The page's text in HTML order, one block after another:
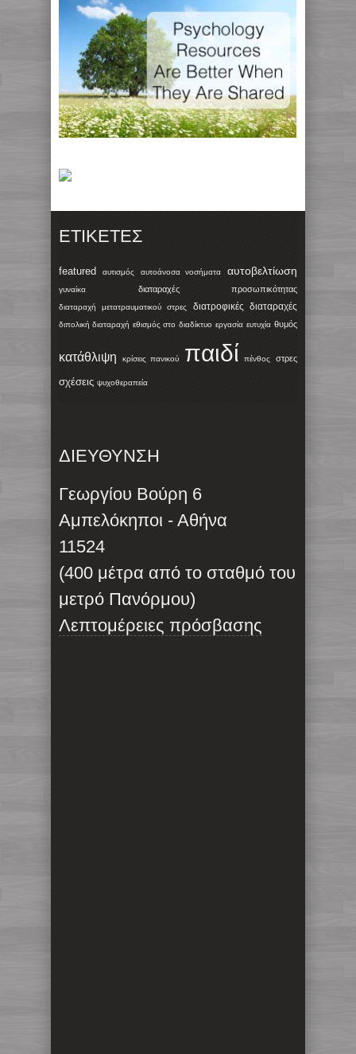
ΕΤΙΚΈΤΕΣ
featured αυτισμός αυτοάνοσα νοσήματα αυτοβελτίωση
γυναίκα διαταραχές προσωπικότητας
διαταραχή μετατραυματικού στρες διατροφικές διαταραχές
διπολική διαταραχή εθισμός στο διαδίκτυο εργασία ευτυχία θυμός
κατάθλιψη κρίσεις πανικού παιδί πένθος στρες
σχέσεις ψυχοθεραπεία
ΔΙΕΥΘΥΝΣΗ
Γεωργίου Βούρη 6
Αμπελόκηποι - Αθήνα
11524
(400 μέτρα από το σταθμό του
μετρό Πανόρμου)
Λεπτομέρειες πρόσβασης